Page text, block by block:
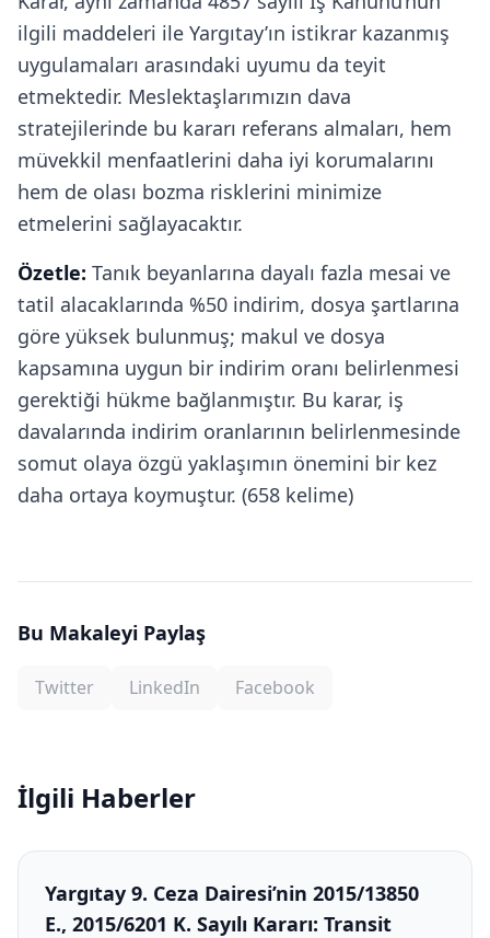
ilgili maddeleri ile Yargıtay’ın istikrar kazanmış
uygulamaları arasındaki uyumu da teyit
etmektedir. Meslektaşlarımızın dava
stratejilerinde bu kararı referans almaları, hem
müvekkil menfaatlerini daha iyi korumalarını
hem de olası bozma risklerini minimize
etmelerini sağlayacaktır.
Özetle: Tanık beyanlarına dayalı fazla mesai ve
tatil alacaklarında %50 indirim, dosya şartlarına
göre yüksek bulunmuş; makul ve dosya
kapsamına uygun bir indirim oranı belirlenmesi
gerektiği hükme bağlanmıştır. Bu karar, iş
davalarında indirim oranlarının belirlenmesinde
somut olaya özgü yaklaşımın önemini bir kez
daha ortaya koymuştur. (658 kelime)
Bu Makaleyi Paylaş
Twitter LinkedIn Facebook
İlgili Haberler
Yargıtay 9. Ceza Dairesi’nin 2015/13850
E., 2015/6201 K. Sayılı Kararı: Transit